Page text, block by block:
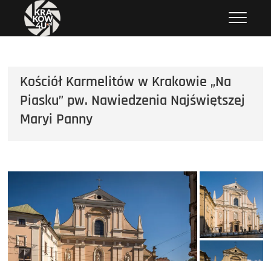
ZDJĘCIA KRAKOWA, ZABYTKI KRAKOWA, KOŚCIOŁY KRAKOWA
Kościół Karmelitów w Krakowie „Na
Piasku” pw. Nawiedzenia Najświętszej
Maryi Panny